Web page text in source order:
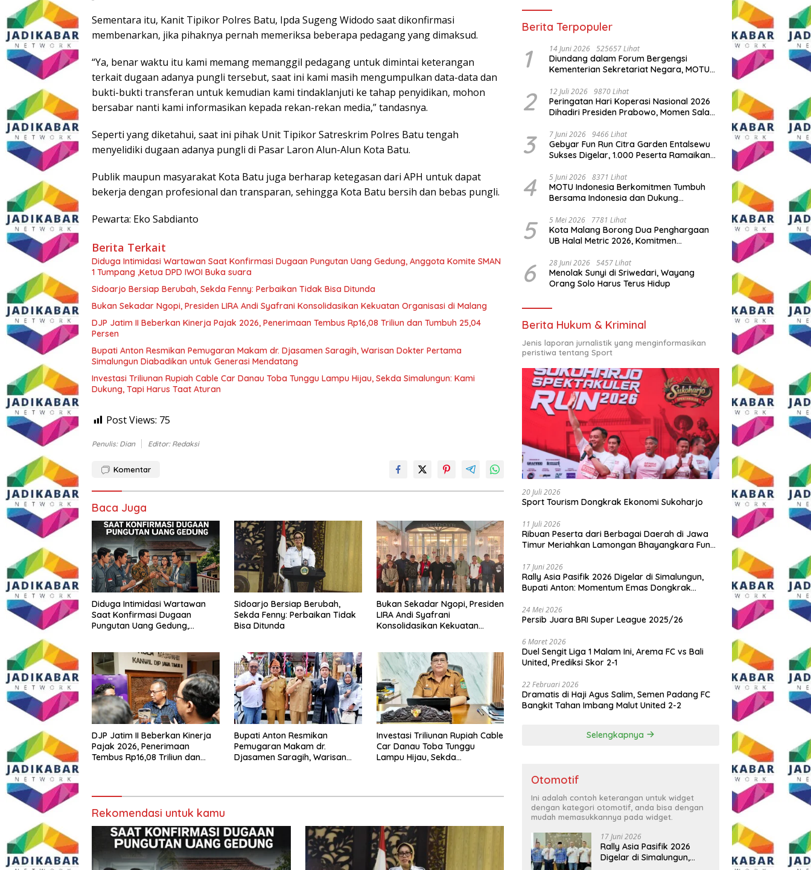
Sementara itu, Kanit Tipikor Polres Batu, Ipda Sugeng Widodo saat dikonfirmasi
membenarkan, jika pihaknya pernah memeriksa beberapa pedagang yang dimaksud.
“Ya, benar waktu itu kami memang memanggil pedagang untuk dimintai keterangan
terkait dugaan adanya pungli tersebut, saat ini kami masih mengumpulkan data-data dan
bukti-bukti transferan untuk kemudian kami tindaklanjuti ke tahap penyidikan, mohon
bersabar nanti kami informasikan kepada rekan-rekan media,” tandasnya.
Seperti yang diketahui, saat ini pihak Unit Tipikor Satreskrim Polres Batu tengah
menyelidiki dugaan adanya pungli di Pasar Laron Alun-Alun Kota Batu.
Publik maupun masyarakat Kota Batu juga berharap ketegasan dari APH untuk dapat
bekerja dengan profesional dan transparan, sehingga Kota Batu bersih dan bebas pungli.
Pewarta: Eko Sabdianto
Berita Terkait
Diduga Intimidasi Wartawan Saat Konfirmasi Dugaan Pungutan Uang Gedung, Anggota Komite SMAN
1 Tumpang ,Ketua DPD IWOI Buka suara
Sidoarjo Bersiap Berubah, Sekda Fenny: Perbaikan Tidak Bisa Ditunda
Bukan Sekadar Ngopi, Presiden LIRA Andi Syafrani Konsolidasikan Kekuatan Organisasi di Malang
DJP Jatim II Beberkan Kinerja Pajak 2026, Penerimaan Tembus Rp16,08 Triliun dan Tumbuh 25,04
Persen
Bupati Anton Resmikan Pemugaran Makam dr. Djasamen Saragih, Warisan Dokter Pertama
Simalungun Diabadikan untuk Generasi Mendatang
Investasi Triliunan Rupiah Cable Car Danau Toba Tunggu Lampu Hijau, Sekda Simalungun: Kami
Dukung, Tapi Harus Taat Aturan
Post Views: 75
Penulis: Dian Editor: Redaksi
Komentar
Baca Juga
Diduga Intimidasi Wartawan
Saat Konfirmasi Dugaan
Pungutan Uang Gedung,
Buka suara
Sidoarjo Bersiap Berubah,
Sekda Fenny: Perbaikan Tidak
Bisa Ditunda
Bukan Sekadar Ngopi, Presiden
LIRA Andi Syafrani
Konsolidasikan Kekuatan
DJP Jatim II Beberkan Kinerja
Pajak 2026, Penerimaan
Tembus Rp16,08 Triliun dan
Bupati Anton Resmikan
Pemugaran Makam dr.
Djasamen Saragih, Warisan
Investasi Triliunan Rupiah Cable
Car Danau Toba Tunggu
Lampu Hijau, Sekda
Rekomendasi untuk kamu
Berita Terpopuler
1 14 Juni 2026 525657 Lihat
Diundang dalam Forum Bergengsi
Kementerian Sekretariat Negara, MOTU
Indonesia
2 12 Juli 2026 9870 Lihat
Peringatan Hari Koperasi Nasional 2026
Dihadiri Presiden Prabowo, Momen Salam
3 7 Juni 2026 9466 Lihat
Gebyar Fun Run Citra Garden Entalsewu
Sukses Digelar, 1.000 Peserta Ramaikan
4 5 Juni 2026 8371 Lihat
MOTU Indonesia Berkomitmen Tumbuh
Bersama Indonesia dan Dukung
5 5 Mei 2026 7781 Lihat
Kota Malang Borong Dua Penghargaan
UB Halal Metric 2026, Komitmen
6 28 Juni 2026 5457 Lihat
Menolak Sunyi di Sriwedari, Wayang
Orang Solo Harus Terus Hidup
Berita Hukum & Kriminal
Jenis laporan jurnalistik yang menginformasikan
peristiwa tentang Sport
20 Juli 2026
Sport Tourism Dongkrak Ekonomi Sukoharjo
11 Juli 2026
Ribuan Peserta dari Berbagai Daerah di Jawa
Timur Meriahkan Lamongan Bhayangkara Fun
17 Juni 2026
Rally Asia Pasifik 2026 Digelar di Simalungun,
Bupati Anton: Momentum Emas Dongkrak
24 Mei 2026
Persib Juara BRI Super League 2025/26
6 Maret 2026
Duel Sengit Liga 1 Malam Ini, Arema FC vs Bali
United, Prediksi Skor 2-1
22 Februari 2026
Dramatis di Haji Agus Salim, Semen Padang FC
Bangkit Tahan Imbang Malut United 2-2
Selengkapnya
Otomotif
Ini adalah contoh keterangan untuk widget
dengan kategori otomotif, anda bisa dengan
mudah memasukkannya pada widget.
17 Juni 2026
Rally Asia Pasifik 2026
Digelar di Simalungun,